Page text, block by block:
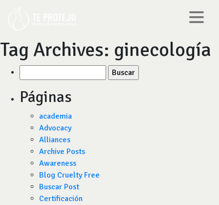
Tag Archives: ginecología
por:
Páginas
academia
Advocacy
Alliances
Archive Posts
Awareness
Blog Cruelty Free
Buscar Post
Certificación